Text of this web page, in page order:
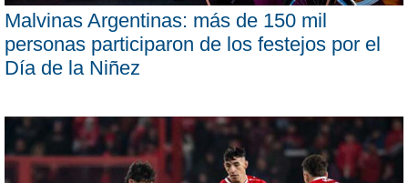
Malvinas Argentinas: más de 150 mil
personas participaron de los festejos por el
Día de la Niñez